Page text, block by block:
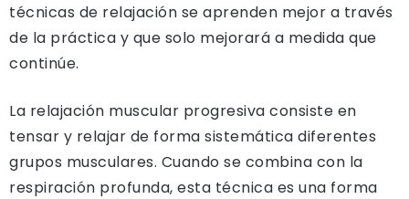
técnicas de relajación se aprenden mejor a través
de la práctica y que solo mejorará a medida que
continúe.
La relajación muscular progresiva consiste en
tensar y relajar de forma sistemática diferentes
grupos musculares. Cuando se combina con la
respiración profunda, esta técnica es una forma